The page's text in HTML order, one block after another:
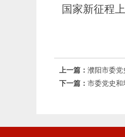
国家新征程上
上一篇： 濮阳市委党
下一篇： 市委党史和